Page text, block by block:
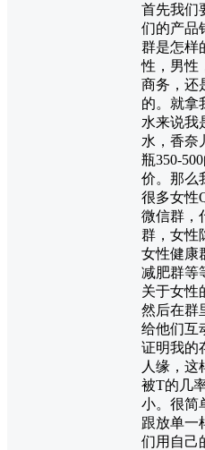
首先我们
们的产品
群是怎样
性，男性
商务，还
的。就拿
水来说我
水，香奈
瓶350-
价。那么
很多女性
微信群，
群，女性
女性健康
减肥群等
关于女性
然后在群
给他们互
证明我的
人缘，这
被T的几
小。很简
跟放单一
们用自己